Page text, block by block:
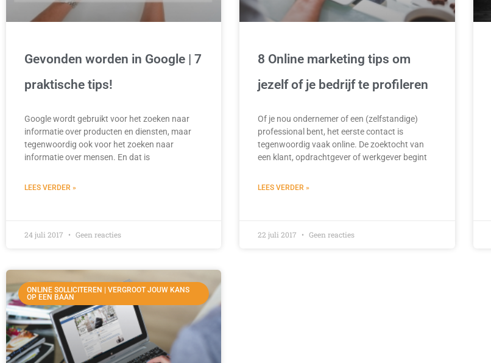
Gevonden worden in Google | 7
praktische tips!
Google wordt gebruikt voor het zoeken naar
informatie over producten en diensten, maar
tegenwoordig ook voor het zoeken naar
informatie over mensen. En dat is
LEES VERDER »
24 juli 2017 Geen reacties
8 Online marketing tips om
jezelf of je bedrijf te profileren
Of je nou ondernemer of een (zelfstandige)
professional bent, het eerste contact is
tegenwoordig vaak online. De zoektocht van
een klant, opdrachtgever of werkgever begint
LEES VERDER »
22 juli 2017 Geen reacties
ONLINE SOLLICITEREN | VERGROOT JOUW KANS
OP EEN BAAN